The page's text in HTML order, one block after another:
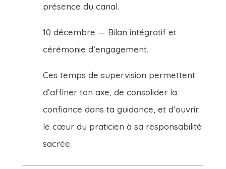
présence du canal.
10 décembre — Bilan intégratif et
cérémonie d’engagement.
Ces temps de supervision permettent
d’affiner ton axe, de consolider la
confiance dans ta guidance, et d’ouvrir
le cœur du praticien à sa responsabilité
sacrée.